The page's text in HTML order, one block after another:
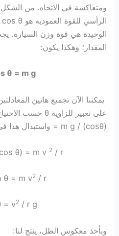
الوحيدة هي قوة وزن السيارة.
المقدار؛ وهكذا يكون:
θ = m g
= m g / (cosθ) واستبدال هذا في المعادلة الأولى، ينتج لنا:
θ) = m v 2/ r
θ = m v2/ r
= v2/ r g
وبأخذ معكوس الظل، ينتج لنا: